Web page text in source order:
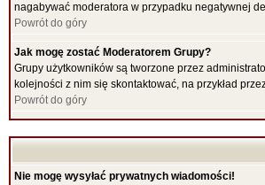
nagabywać moderatora w przypadku negatywnej
Powrót do góry
Jak mogę zostać Moderatorem Grupy?
Grupy użytkowników są tworzone przez
kolejności z nim się skontaktować, na przykład
Powrót do góry
Nie mogę wysyłać prywatnych wiadomości!